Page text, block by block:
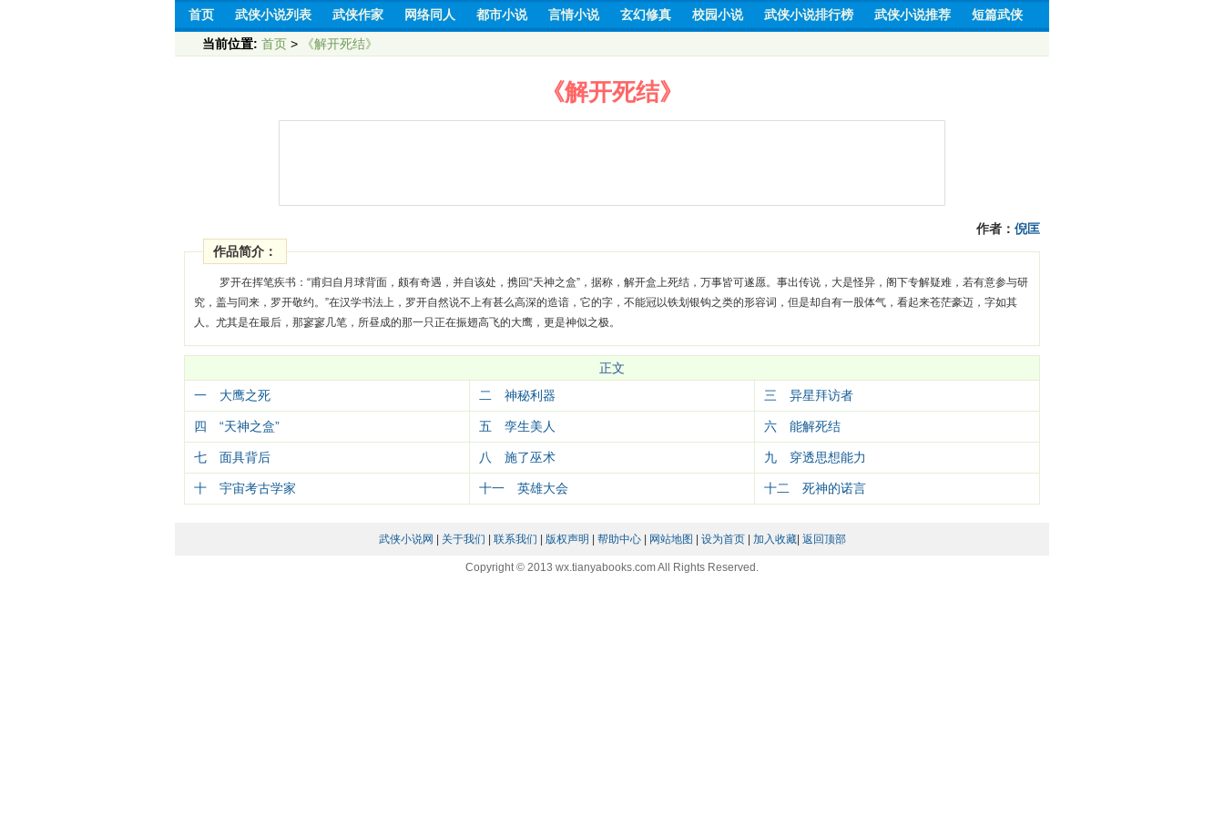
首页 武侠小说列表 武侠作家 网络同人 都市小说 言情小说 玄幻修真 校园小说 武侠小说排行榜 武侠小说推荐 短篇武侠
当前位置: 首页 > 《解开死结》
《解开死结》
作者： 倪匡
作品简介：
罗开在挥笔疾书：“甫归自月球背面，颇有奇遇，并自该处，携回“天神之盒”，据称，解开盒上死结，万事皆可遂愿。事出传说，大是怪异，阁下专解疑难，若有意参与研
究，盖与同来，罗开敬约。”在汉学书法上，罗开自然说不上有甚么高深的造谙，它的字，不能冠以铁划银钩之类的形容词，但是却自有一股体气，看起来苍茫豪迈，字如其
人。尤其是在最后，那寥寥几笔，所昼成的那一只正在振翅高飞的大鹰，更是神似之极。
正文
一 大鹰之死
二 神秘利器 三 异星拜访者
四 “天神之盒” 五 孪生美人 六 能解死结
七 面具背后 八 施了巫术 九 穿透思想能力
十 宇宙考古学家 十一 英雄大会 十二 死神的诺言
武侠小说网 关于我们 联系我们 版权声明 帮助中心| 网站地图 设为首页| 加入收藏| 返回顶部
Copyright © 2013 wx.tianyabooks.com All Rights Reserved.